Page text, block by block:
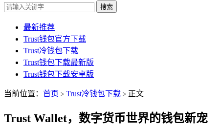
搜索
最新推荐
Trust钱包官方下载
Trust冷钱包下载
Trust钱包下载最新版
Trust钱包下载安卓版
当前位置： 首页 > Trust冷钱包下载 > 正文
Trust Wallet，数字货币世界的钱包新宠